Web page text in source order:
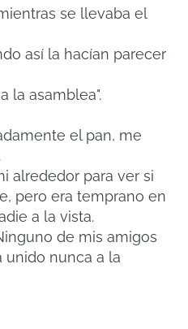
se llevaba el
así la hacían parecer
la asamblea".
el pan, me
alrededor para ver si
pero era temprano en
a la vista.
de mis amigos
unido nunca a la